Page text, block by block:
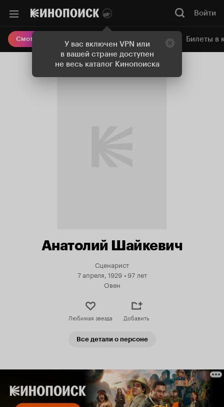
У вас включен VPN или
в вашей стране доступен
не весь каталог Кинопоиска
Войти
Смотреть кино Онлайн-кинотеатр Билеты в
Анатолий Шайкевич
Сценарист
7 апреля, 1929 • 97 лет
Овен
Любимая звезда Добавить
Все детали о персоне